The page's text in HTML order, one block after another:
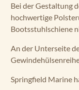
Bei der Gestaltung
hochwertige
Bootsstuhlschiene
An der Unterseite
Springfield Marine